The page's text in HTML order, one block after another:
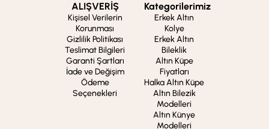
ALIŞVERİŞ
Kişisel Verilerin
Korunması
Gizlilik Politikası
Teslimat Bilgileri
Garanti Şartları
İade ve Değişim
Ödeme
Seçenekleri
Kategorilerimiz
Erkek Altın
Kolye
Erkek Altın
Bileklik
Altın Küpe
Fiyatları
Halka Altın Küpe
Altın Bilezik
Modelleri
Altın Künye
Modelleri